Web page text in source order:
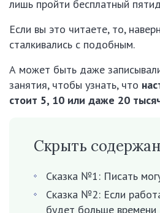
лишь пройти бесплатный
Если вы это читаете, то,
сталкивались с подобным.
А может быть даже
занятия, чтобы узнать, что
стоит 5, 10 или даже 20
Скрыть
Сказка №1: Писать
Сказка №2: Если
будет больше времени